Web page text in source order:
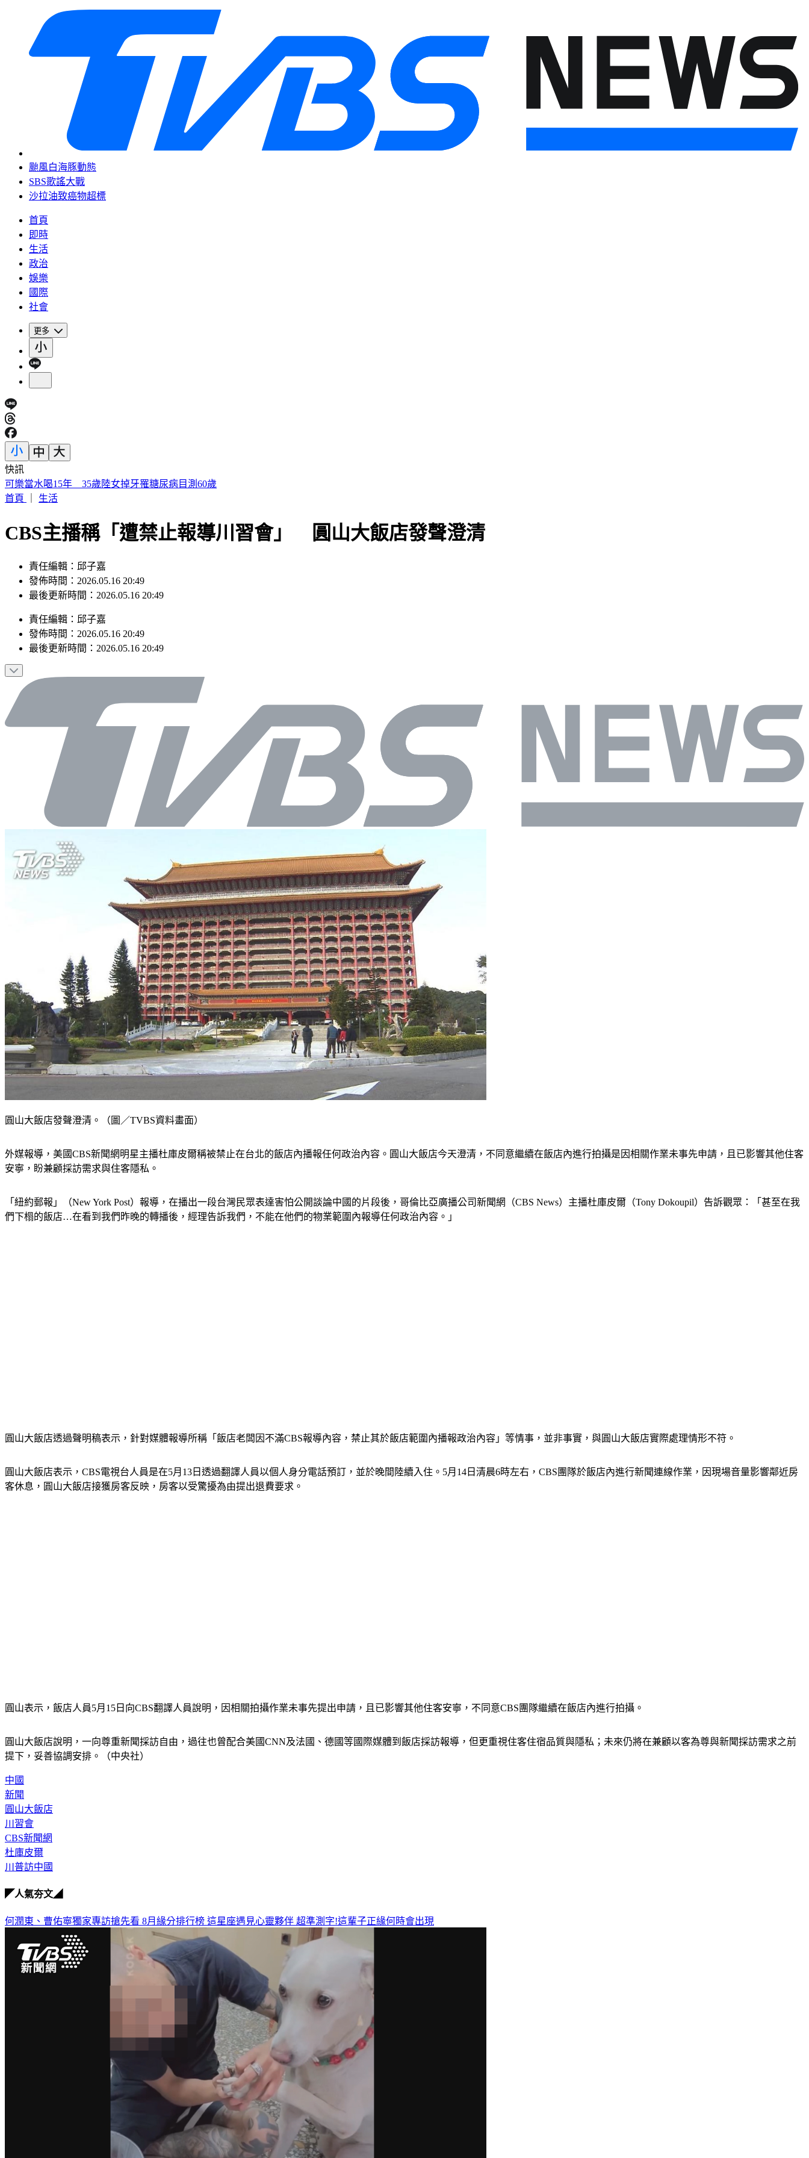
颱風白海豚動態
SBS歌謠大戰
沙拉油致癌物超標
首頁
即時
生活
政治
娛樂
國際
社會
更多
快訊
被選上國民法官該怎麼辦? 司法院廣告
首頁
生活
CBS主播稱「遭禁止報導川習會」 圓山大飯店發聲澄清
責任編輯：邱子嘉
發佈時間：2026.05.16 20:49
最後更新時間：2026.05.16 20:49
責任編輯 ： 邱子嘉
發佈時間： 2026.05.16 20:49
最後更新時間： 2026.05.16 20:49
圓山大飯店發聲澄清。（圖／TVBS資料畫面）
外媒報導，美國CBS新聞網明星主播杜庫皮爾稱被禁止在台北的飯店內播報任何政治內容。圓山大飯店今天澄清，不同意繼續在飯店內進行拍攝是因相關作業未事先申請，且已影響其他住客
安寧，盼兼顧採訪需求與住客隱私。
「紐約郵報」（New York Post）報導，在播出一段台灣民眾表達害怕公開談論中國的片段後，哥倫比亞廣播公司新聞網（CBS News）主播杜庫皮爾（Tony Dokoupil）告訴觀眾：「甚至在我
們下榻的飯店…在看到我們昨晚的轉播後，經理告訴我們，不能在他們的物業範圍內報導任何政治內容。」
圓山大飯店透過聲明稿表示，針對媒體報導所稱「飯店老闆因不滿CBS報導內容，禁止其於飯店範圍內播報政治內容」等情事，並非事實，與圓山大飯店實際處理情形不符。
圓山大飯店表示，CBS電視台人員是在5月13日透過翻譯人員以個人身分電話預訂，並於晚間陸續入住。5月14日清晨6時左右，CBS團隊於飯店內進行新聞連線作業，因現場音量影響鄰近房
客休息，圓山大飯店接獲房客反映，房客以受驚擾為由提出退費要求。
圓山表示，飯店人員5月15日向CBS翻譯人員說明，因相關拍攝作業未事先提出申請，且已影響其他住客安寧，不同意CBS團隊繼續在飯店內進行拍攝。
圓山大飯店說明，一向尊重新聞採訪自由，過往也曾配合美國CNN及法國、德國等國際媒體到飯店採訪報導，但更重視住客住宿品質與隱私；未來仍將在兼顧以客為尊與新聞採訪需求之前
提下，妥善協調安排。（中央社）
中國
新聞
圓山大飯店
川習會
CBS新聞網
杜庫皮爾
川普訪中國
◤人氣夯文◢
何潤東、曹佑寧獨家專訪搶先看 8月緣分排行榜 這星座遇見心靈夥伴 超準測字!這輩子正緣何時會出現